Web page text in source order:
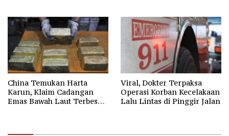
China Temukan Harta
Karun, Klaim Cadangan
Emas Bawah Laut Terbesar
Viral, Dokter Terpaksa
Operasi Korban Kecelakaan
Lalu Lintas di Pinggir Jalan